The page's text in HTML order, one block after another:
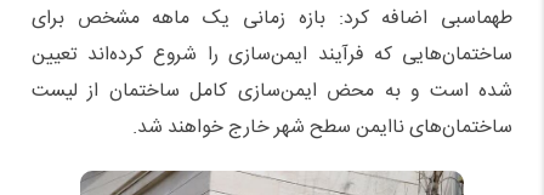
طهماسبی اضافه کرد: بازه زمانی یک ماهه مشخص برای
ساختمان‌هایی که فرآیند ایمن‌سازی را شروع کرده‌اند تعیین
شده است و به محض ایمن‌سازی کامل ساختمان از لیست
ساختمان‌های ناایمن سطح شهر خارج خواهند شد.